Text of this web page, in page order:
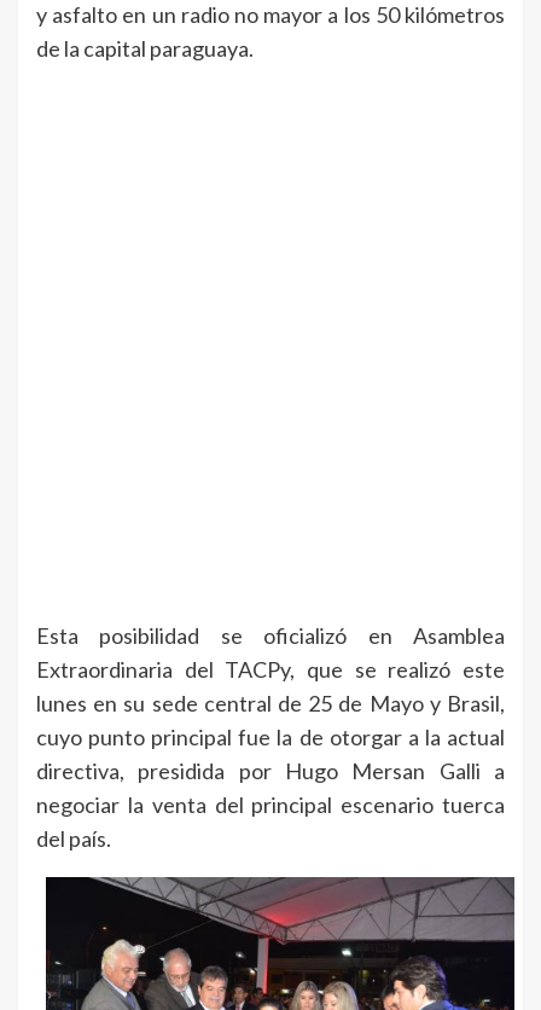
y asfalto en un radio no mayor a los 50 kilómetros
de la capital paraguaya.
Esta posibilidad se oficializó en Asamblea
Extraordinaria del TACPy, que se realizó este
lunes en su sede central de 25 de Mayo y Brasil,
cuyo punto principal fue la de otorgar a la actual
directiva, presidida por Hugo Mersan Galli a
negociar la venta del principal escenario tuerca
del país.